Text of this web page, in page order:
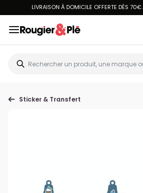
LIVRAISON À DOMICILE OFFERTE DÈS 70€.
Sticker & Transfert